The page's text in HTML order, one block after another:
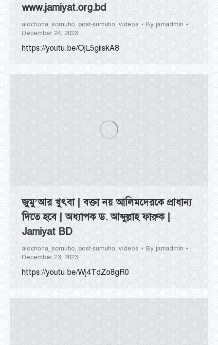
www.jamiyat.org.bd
alochona_somuho, post-sumuho, videos By jamadmin
December 24, 2023
https://youtu.be/OjL5giiskA8
জুমু’আর খুৎবা | বক্তা নয় আলিমদেরকে প্রাধান্য
দিতে হবে | অধ্যাপক ড. আব্দুল্লাহ ফারুক |
Jamiyat BD
alochona_somuho, post-sumuho, videos By jamadmin
December 23, 2023
https://youtu.be/Wj4TdZo8gR0